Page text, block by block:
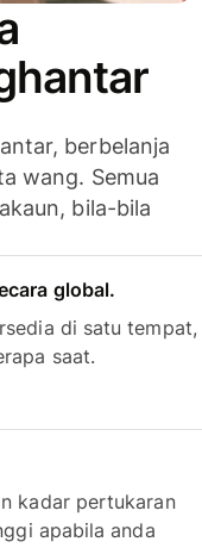
berbelanja
wang. Semua
bila-bila
global.
di satu tempat,
saat.
kadar pertukaran
apabila anda